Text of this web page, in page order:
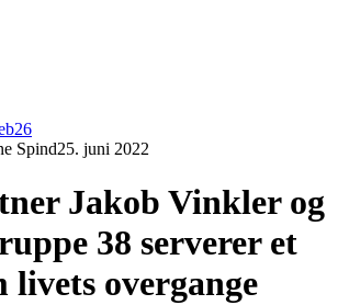
Spind25. juni 2022
Jakob Vinkler og
38 serverer et
livets overgange